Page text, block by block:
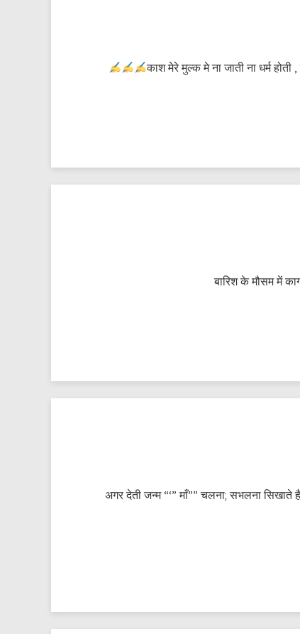
काश मेरे मुल्क मे ना जाती ना धर्म
बारिश के मौसम में
अगर देती जन्म “‘” माँ”” चलना; सभलना